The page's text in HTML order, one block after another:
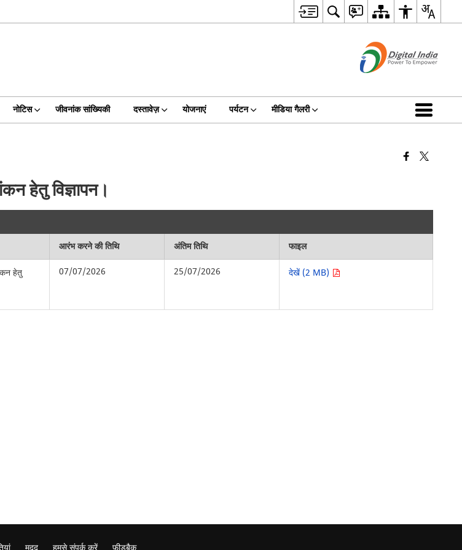
नोटिस जीवनांक सांख्यिकी दस्तावेज़ योजनाएं पर्यटन मीडिया गैलरी
हेतु विज्ञापन।
आरंभ करने की तिथि अंतिम तिथि
फाइल
हेतु
07/07/2026 25/07/2026 देखें (2 MB)